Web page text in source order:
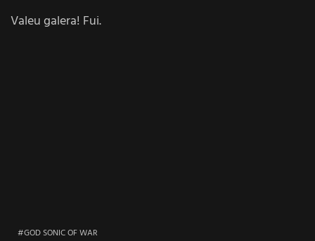
Valeu galera! Fui.
GOD SONIC OF WAR